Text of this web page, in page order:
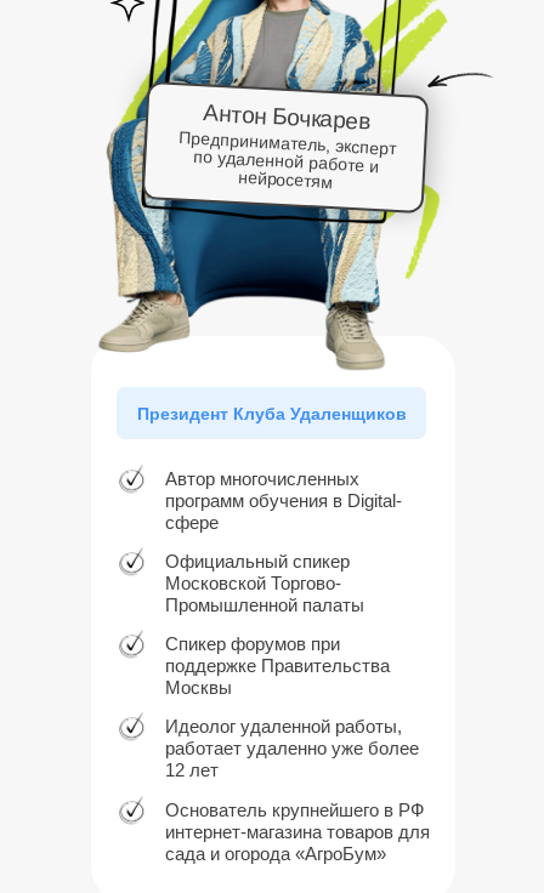
Автор многочисленных
программ обучения в Digital-
сфере
Спикер форумов при
поддержке Правительства
Москвы
Официальный спикер
Московской Торгово-
Промышленной палаты
Идеолог удаленной работы,
работает удаленно уже более
12 лет
Основатель крупнейшего в РФ
интернет-магазина товаров для
сада и огорода «АгроБум»
Антон Бочкарев
Предприниматель, эксперт
по удаленной работе и
нейросетям
Президент Клуба Удаленщиков